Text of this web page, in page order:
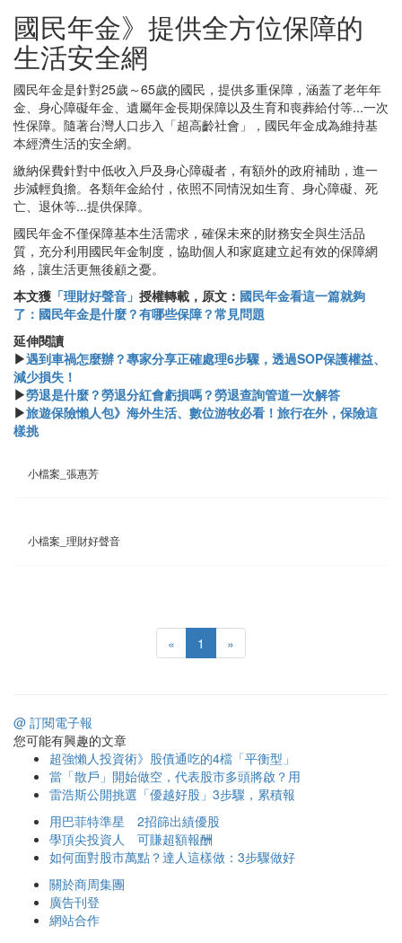
國民年金》提供全方位保障的
生活安全網
國民年金是針對25歲～65歲的國民，提供多重保障，涵蓋了老年年
金、身心障礙年金、遺屬年金長期保障以及生育和喪葬給付等...一次
性保障。隨著台灣人口步入「超高齡社會」，國民年金成為維持基
本經濟生活的安全網。
繳納保費針對中低收入戶及身心障礙者，有額外的政府補助，進一
步減輕負擔。各類年金給付，依照不同情況如生育、身心障礙、死
亡、退休等...提供保障。
國民年金不僅保障基本生活需求，確保未來的財務安全與生活品
質，充分利用國民年金制度，協助個人和家庭建立起有效的保障網
絡，讓生活更無後顧之憂。
本文獲 「理財好聲音」 授權轉載，原文： 國民年金看這一篇就夠
了：國民年金是什麼？有哪些保障？常見問題
延伸閱讀
▶遇到車禍怎麼辦？專家分享正確處理6步驟，透過SOP保護權益、
減少損失！
▶勞退是什麼？勞退分紅會虧損嗎？勞退查詢管道一次解答
▶旅遊保險懶人包》海外生活、數位游牧必看！旅行在外，保險這
樣挑
小檔案_張惠芳
小檔案_理財好聲音
« 1 »
@ 訂閱電子報
您可能有興趣的文章
超強懶人投資術》股債通吃的4檔「平衡型」
當「散戶」開始做空，代表股市多頭將啟？用
雷浩斯公開挑選「優越好股」3步驟，累積報
用巴菲特準星 2招篩出績優股
學頂尖投資人 可賺超額報酬
如何面對股市萬點？達人這樣做：3步驟做好
關於商周集團
廣告刊登
網站合作